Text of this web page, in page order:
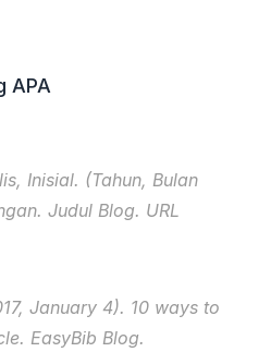
APA
Inisial. (Tahun, Bulan
Judul Blog. URL
January 4). 10 ways to
EasyBib Blog.